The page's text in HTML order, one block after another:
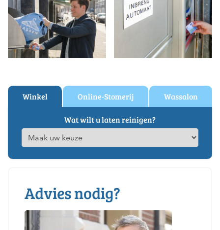
Winkel Online-Stomerij Wassalon
Wat wilt u laten reinigen?
Advies nodig?